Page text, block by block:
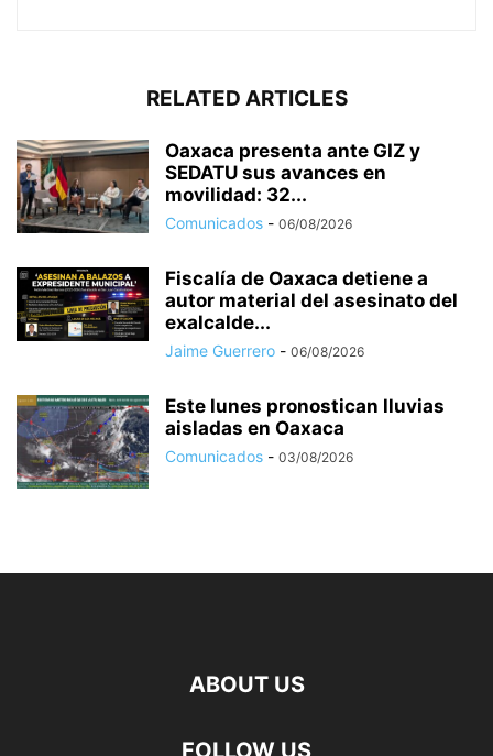
RELATED ARTICLES
Oaxaca presenta ante GIZ y
SEDATU sus avances en
movilidad: 32...
Comunicados - 06/08/2026
Fiscalía de Oaxaca detiene a
autor material del asesinato del
exalcalde...
Jaime Guerrero - 06/08/2026
Este lunes pronostican lluvias
aisladas en Oaxaca
Comunicados - 03/08/2026
ABOUT US
FOLLOW US